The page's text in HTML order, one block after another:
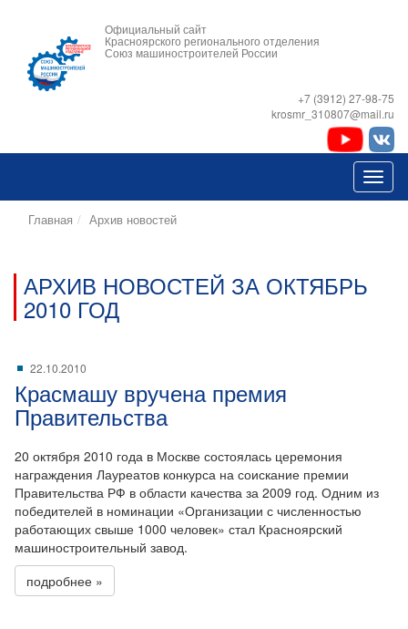
Официальный сайт
Красноярского регионального отделения
Союз машиностроителей России
+7 (3912) 27-98-75
krosmr_310807@mail.ru
Главная Архив новостей
АРХИВ НОВОСТЕЙ ЗА ОКТЯБРЬ
2010 ГОД
22.10.2010
Красмашу вручена премия
Правительства
20 октября 2010 года в Москве состоялась церемония
награждения Лауреатов конкурса на соискание премии
Правительства РФ в области качества за 2009 год. Одним из
победителей в номинации «Организации с численностью
работающих свыше 1000 человек» стал Красноярский
машиностроительный завод.
подробнее »